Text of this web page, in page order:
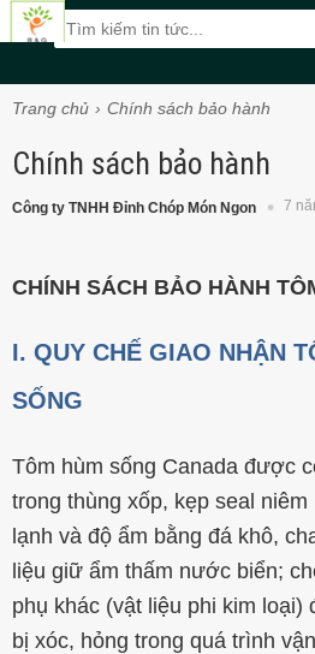
Trang chủ Chính sách bảo hành
Chính sách bảo hành
Công ty TNHH Đỉnh Chóp Món Ngon 7
CHÍNH SÁCH BẢO HÀNH
I. QUY CHẾ GIAO NHẬN
SỐNG
Tôm hùm sống Canada được
trong thùng xốp, kẹp seal niêm
lạnh và độ ẩm bằng đá khô,
liệu giữ ẩm thấm nước biển;
phụ khác (vật liệu phi kim loại)
bị xóc, hỏng trong quá trình